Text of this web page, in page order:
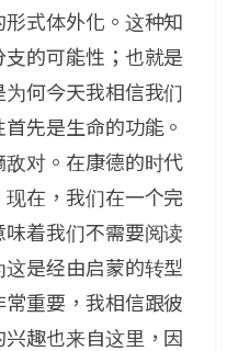
式体外化。这种知
的可能性；也就是
何今天我相信我们
先是生命的功能。
对。在康德的时代
在，我们在一个完
着我们不需要阅读
是经由启蒙的转型
重要，我相信跟彼
趣也来自这里，因